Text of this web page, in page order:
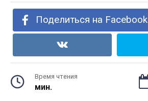
Поделиться на Facebook
Время чтения
мин.